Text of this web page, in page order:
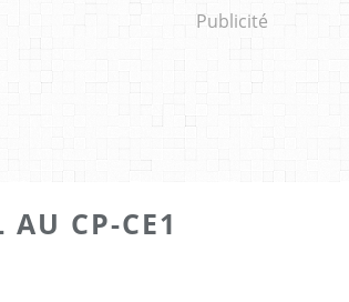
Publicité
AU CP-CE1